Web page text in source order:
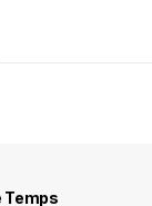
Temps